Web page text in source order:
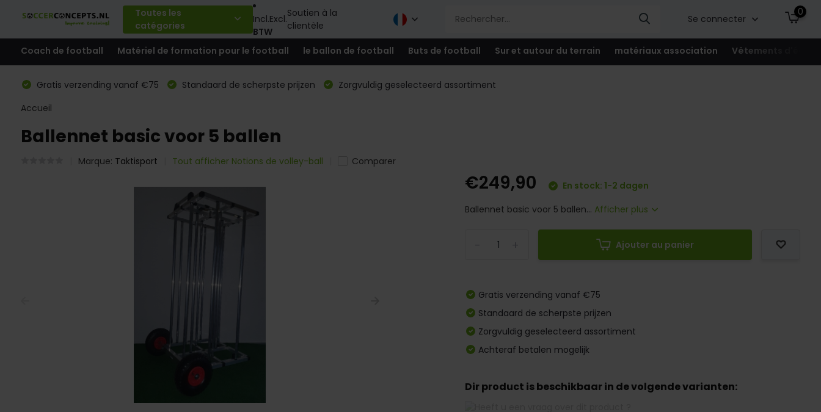
Toutes les
catégories
Incl.Excl.
BTW
Soutien à la
clientèle
Se connecter
0
Coach de football Matériel de formation pour le football le ballon de football Buts de football Sur et autour du terrain matériaux association Vêtements
Gratis verzending vanaf €75 Standaard de scherpste prijzen
Zorgvuldig geselecteerd assortiment
Accueil
Ballennet basic voor 5 ballen
Marque: Taktisport Tout afficher Notions de volley-ball Comparer
€249,90
En stock: 1-2 dagen
Ballennet basic voor 5 ballen... Afficher plus
Ajouter au panier
Gratis verzending vanaf €75
Standaard de scherpste prijzen
Zorgvuldig geselecteerd assortiment
Achteraf betalen mogelijk
Dir product is beschikbaar in de volgende varianten: